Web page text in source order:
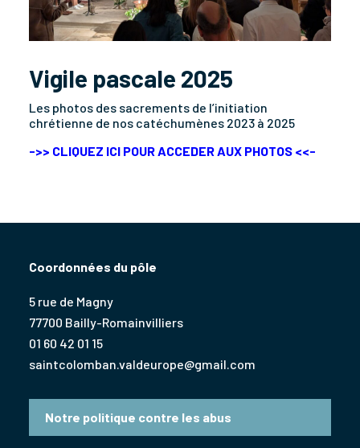
Vigile pascale 2025
Les photos des sacrements de l’initiation
chrétienne de nos catéchumènes 2023 à 2025
->> CLIQUEZ ICI POUR ACCEDER AUX PHOTOS <<-
Coordonnées du pôle
5 rue de Magny
77700 Bailly-Romainvilliers
01 60 42 01 15
saintcolomban.valdeurope@gmail.com
Notre politique contre les abus